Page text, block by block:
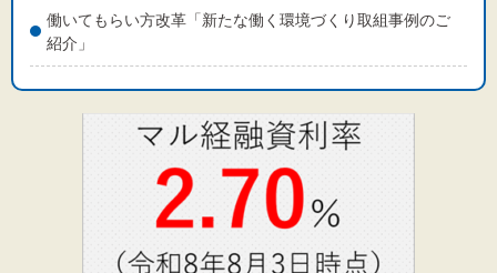
働いてもらい方改革「新たな働く環境づくり取組事例のご
紹介」